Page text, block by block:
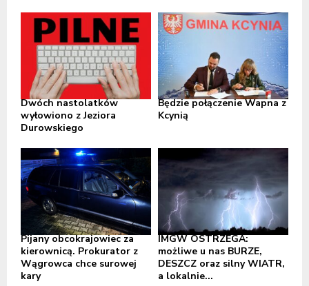
Dwóch nastolatków
wyłowiono z Jeziora
Durowskiego
Będzie połączenie Wapna z
Kcynią
Pijany obcokrajowiec za
kierownicą. Prokurator z
Wągrowca chce surowej
kary
IMGW OSTRZEGA:
możliwe u nas BURZE,
DESZCZ oraz silny WIATR,
a lokalnie...